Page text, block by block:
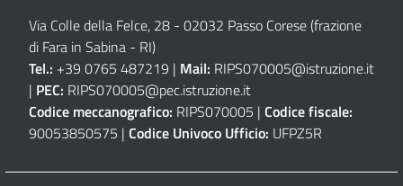
Via Colle della Felce, 28 - 02032 Passo Corese (frazione
di Fara in Sabina - RI)
Tel.: +39 0765 487219 | Mail: RIPS070005@istruzione.it
| PEC: RIPS070005@pec.istruzione.it
Codice meccanografico: RIPS070005 | Codice fiscale:
90053850575 | Codice Univoco Ufficio: UFPZ5R